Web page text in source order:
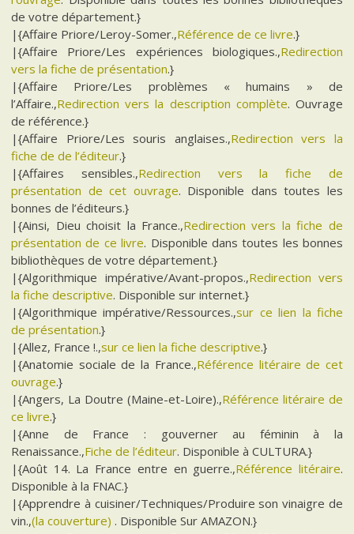
de votre département.}
|{Affaire Priore/Leroy-Somer.,Référence de ce livre.}
|{Affaire Priore/Les expériences biologiques.,Redirection
vers la fiche de présentation.}
|{Affaire Priore/Les problèmes « humains » de
l’Affaire.,Redirection vers la description complète. Ouvrage
de référence.}
|{Affaire Priore/Les souris anglaises.,Redirection vers la
fiche de de l’éditeur.}
|{Affaires sensibles.,Redirection vers la fiche de
présentation de cet ouvrage. Disponible dans toutes les
bonnes de l’éditeurs.}
|{Ainsi, Dieu choisit la France.,Redirection vers la fiche de
présentation de ce livre. Disponible dans toutes les bonnes
bibliothèques de votre département.}
|{Algorithmique impérative/Avant-propos.,Redirection vers
la fiche descriptive. Disponible sur internet.}
|{Algorithmique impérative/Ressources.,sur ce lien la fiche
de présentation.}
|{Allez, France !.,sur ce lien la fiche descriptive.}
|{Anatomie sociale de la France.,Référence litéraire de cet
ouvrage.}
|{Angers, La Doutre (Maine-et-Loire).,Référence litéraire de
ce livre.}
|{Anne de France : gouverner au féminin à la
Renaissance.,Fiche de l’éditeur. Disponible à CULTURA.}
|{Août 14. La France entre en guerre.,Référence litéraire.
Disponible à la FNAC.}
|{Apprendre à cuisiner/Techniques/Produire son vinaigre de
vin.,(la couverture) . Disponible Sur AMAZON.}